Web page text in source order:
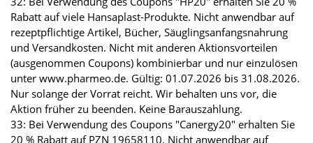
Rabatt auf viele Hansaplast-Produkte. Nicht anwendbar auf
rezeptpflichtige Artikel, Bücher, Säuglingsanfangsnahrung
und Versandkosten. Nicht mit anderen Aktionsvorteilen
(ausgenommen Coupons) kombinierbar und nur einzulösen
unter www.pharmeo.de. Gültig: 01.07.2026 bis 31.08.2026.
Nur solange der Vorrat reicht. Wir behalten uns vor, die
Aktion früher zu beenden. Keine Barauszahlung.
33: Bei Verwendung des Coupons "Canergy20" erhalten Sie
20 % Rabatt auf PZN 19658110. Nicht anwendbar auf